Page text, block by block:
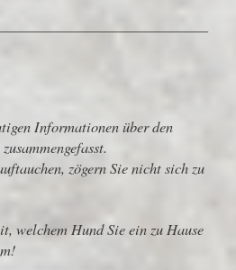
Informationen über den
zögern Sie nicht sich zu
welchem Hund Sie ein zu Hause